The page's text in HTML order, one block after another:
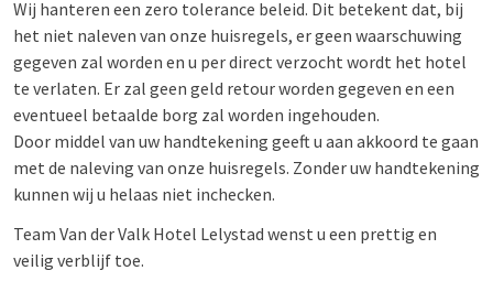
Wij hanteren een zero tolerance beleid. Dit betekent dat, bij
het niet naleven van onze huisregels, er geen waarschuwing
gegeven zal worden en u per direct verzocht wordt het hotel
te verlaten. Er zal geen geld retour worden gegeven en een
eventueel betaalde borg zal worden ingehouden.
Door middel van uw handtekening geeft u aan akkoord te gaan
met de naleving van onze huisregels. Zonder uw handtekening
kunnen wij u helaas niet inchecken.
Team Van der Valk Hotel Lelystad wenst u een prettig en
veilig verblijf toe.